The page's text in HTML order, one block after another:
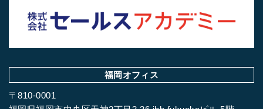
福岡オフィス
〒810-0001